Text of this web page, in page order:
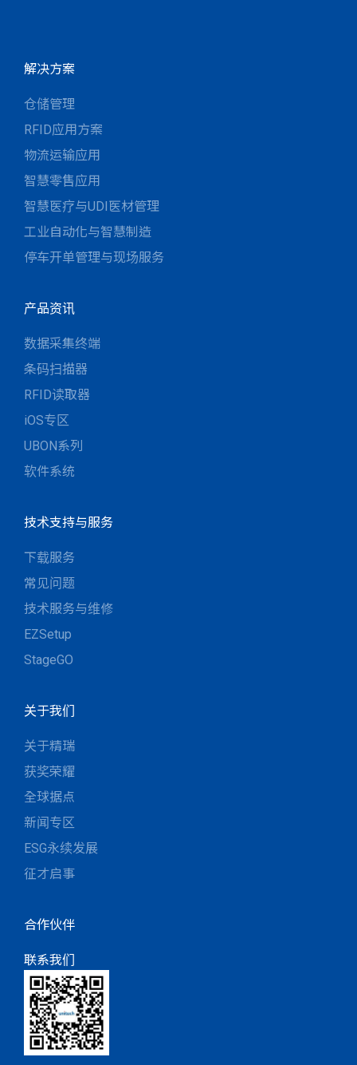
解决方案
仓储管理
RFID应用方案
物流运输应用
智慧零售应用
智慧医疗与UDI医材管理
工业自动化与智慧制造
停车开单管理与现场服务
产品资讯
数据采集终端
条码扫描器
RFID读取器
iOS专区
UBON系列
软件系统
技术支持与服务
下载服务
常见问题
技术服务与维修
EZSetup
StageGO
关于我们
关于精瑞
获奖荣耀
全球据点
新闻专区
ESG永续发展
征才启事
合作伙伴
联系我们